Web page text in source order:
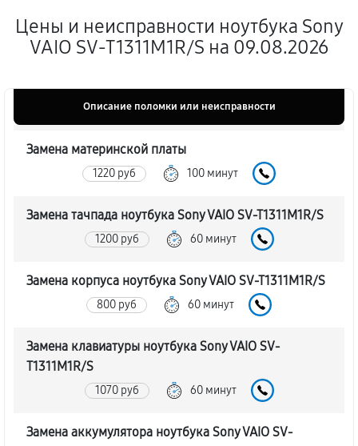
Цены и неисправности ноутбука Sony
VAIO SV-T1311M1R/S на 09.08.2026
Описание поломки или неисправности
Замена материнской платы
1220 руб 100 минут
Замена тачпада ноутбука Sony VAIO SV-T1311M1R/S
1200 руб 60 минут
Замена корпуса ноутбука Sony VAIO SV-T1311M1R/S
800 руб 60 минут
Замена клавиатуры ноутбука Sony VAIO SV-
T1311M1R/S
1070 руб 60 минут
Замена аккумулятора ноутбука Sony VAIO SV-